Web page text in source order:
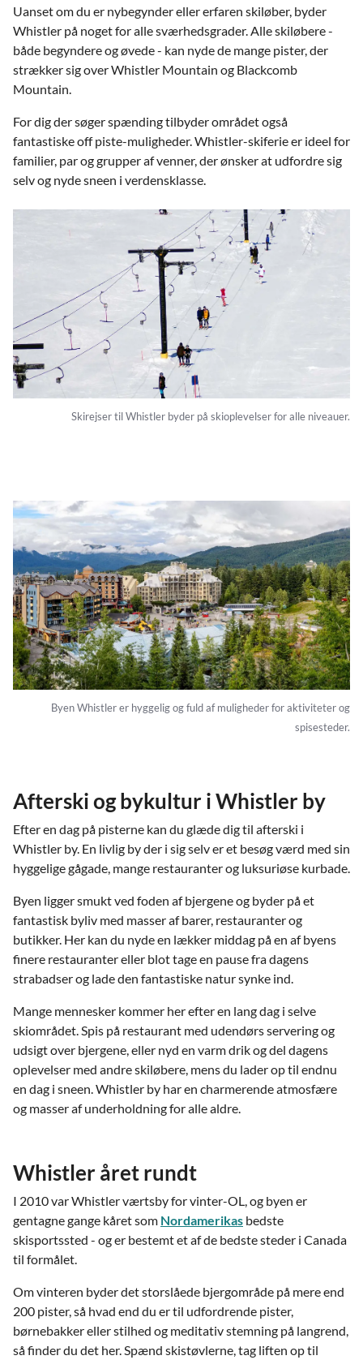
Uanset om du er nybegynder eller erfaren skiløber, byder
Whistler på noget for alle sværhedsgrader. Alle skiløbere -
både begyndere og øvede - kan nyde de mange pister, der
strækker sig over Whistler Mountain og Blackcomb
Mountain.
For dig der søger spænding tilbyder området også
fantastiske off piste-muligheder. Whistler-skiferie er ideel for
familier, par og grupper af venner, der ønsker at udfordre sig
selv og nyde sneen i verdensklasse.
Skirejser til Whistler byder på skioplevelser for alle niveauer.
Byen Whistler er hyggelig og fuld af muligheder for aktiviteter og
spisesteder.
Afterski og bykultur i Whistler by
Efter en dag på pisterne kan du glæde dig til afterski i
Whistler by. En livlig by der i sig selv er et besøg værd med sin
hyggelige gågade, mange restauranter og luksuriøse kurbade.
Byen ligger smukt ved foden af bjergene og byder på et
fantastisk byliv med masser af barer, restauranter og
butikker. Her kan du nyde en lækker middag på en af byens
finere restauranter eller blot tage en pause fra dagens
strabadser og lade den fantastiske natur synke ind.
Mange mennesker kommer her efter en lang dag i selve
skiområdet. Spis på restaurant med udendørs servering og
udsigt over bjergene, eller nyd en varm drik og del dagens
oplevelser med andre skiløbere, mens du lader op til endnu
en dag i sneen. Whistler by har en charmerende atmosfære
og masser af underholdning for alle aldre.
Whistler året rundt
I 2010 var Whistler værtsby for vinter-OL, og byen er
gentagne gange kåret som Nordamerikas bedste
skisportssted - og er bestemt et af de bedste steder i Canada
til formålet.
Om vinteren byder det storslåede bjergområde på mere end
200 pister, så hvad end du er til udfordrende pister,
børnebakker eller stilhed og meditativ stemning på langrend,
så finder du det her. Spænd skistøvlerne, tag liften op til